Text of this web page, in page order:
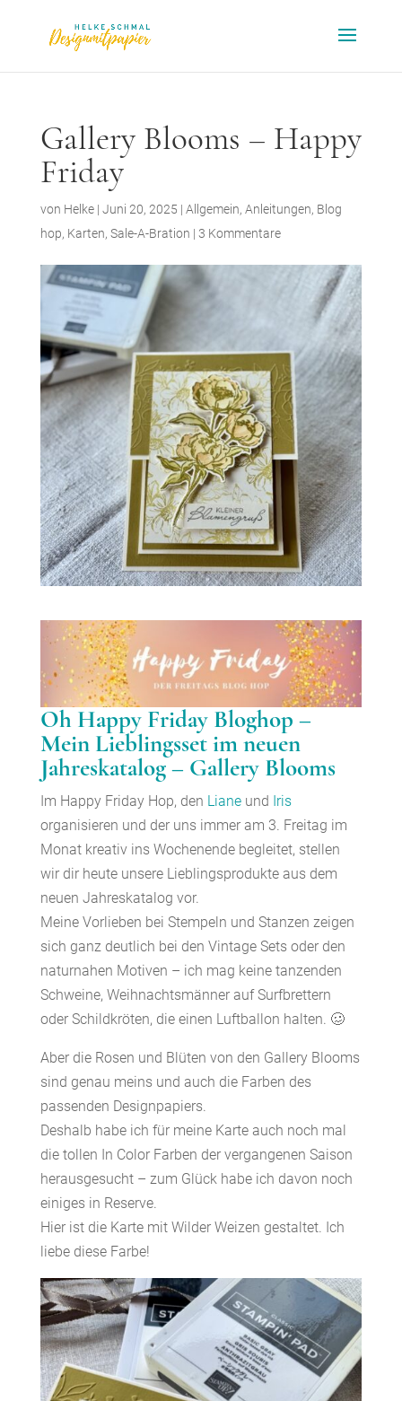
Gallery Blooms – Happy
Friday
von Helke| Juni 20, 2025 | Allgemein, Anleitungen, Blog
hop, Karten, Sale-A-Bration | 3 Kommentare
Oh Happy Friday Bloghop –
Mein Lieblingsset im neuen
Jahreskatalog – Gallery Blooms
Im Happy Friday Hop, den Lianeund Iris
organisieren und der uns immer am 3. Freitag im
Monat kreativ ins Wochenende begleitet, stellen
wir dir heute unsere Lieblingsprodukte aus dem
neuen Jahreskatalog vor.
Meine Vorlieben bei Stempeln und Stanzen zeigen
sich ganz deutlich bei den Vintage Sets oder den
naturnahen Motiven – ich mag keine tanzenden
Schweine, Weihnachtsmänner auf Surfbrettern
oder Schildkröten, die einen Luftballon halten. 🥴
Aber die Rosen und Blüten von den Gallery Blooms
sind genau meins und auch die Farben des
passenden Designpapiers.
Deshalb habe ich für meine Karte auch noch mal
die tollen In Color Farben der vergangenen Saison
herausgesucht – zum Glück habe ich davon noch
einiges in Reserve.
Hier ist die Karte mit Wilder Weizen gestaltet. Ich
liebe diese Farbe!